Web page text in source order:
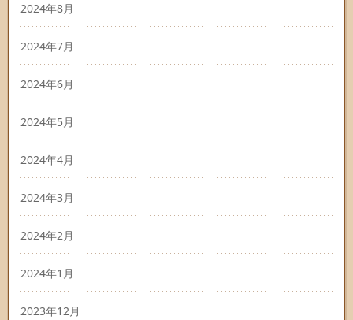
2024年8月
2024年7月
2024年6月
2024年5月
2024年4月
2024年3月
2024年2月
2024年1月
2023年12月